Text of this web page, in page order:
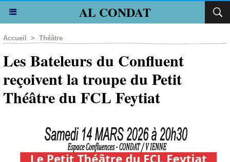
AL CONDAT
Accueil > Théâtre
Les Bateleurs du Confluent
reçoivent la troupe du Petit
Théâtre du FCL Feytiat